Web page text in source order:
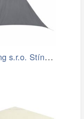
Axin Trading s.r.o. Stínící plachta…